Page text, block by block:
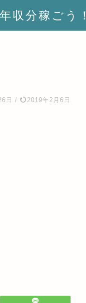
収分稼ごう！
日 / 2019年2月6日